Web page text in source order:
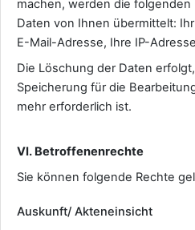
machen, werden die
Daten von Ihnen übermittelt:
E-Mail-Adresse, Ihre IP-
Die Löschung der Daten
Speicherung für die
mehr erforderlich ist.
VI. Betroffenenrechte
Sie können folgende Rechte
Auskunft/ Akteneinsicht